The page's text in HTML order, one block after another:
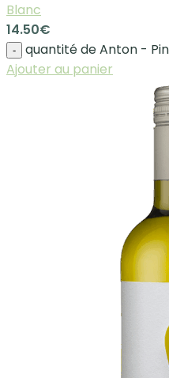
Blanc
14.50€
- quantité de Anton -
Ajouter au panier